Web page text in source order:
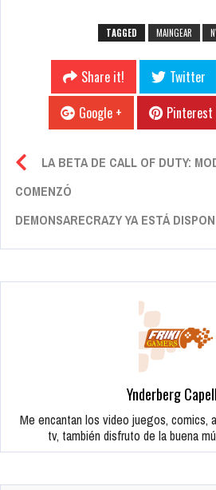
TAGGED MAINGEAR
Share it! Twitter
Google +
Pinterest
LA BETA DE CALL OF DUTY:
COMENZÓ
DEMONSARECRAZY YA ESTÁ
Ynderberg
Me encantan los video juegos, comics,
tv, también disfruto de la buena